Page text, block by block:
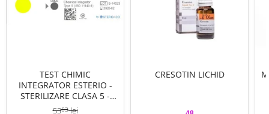
TEST CHIMIC
INTEGRATOR ESTERIO -
STERILIZARE CLASA 5 -
NEADEZIV - 250 stripuri
5363lei
CRESOTIN LICHID